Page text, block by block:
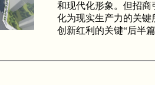
和现代化形象。但招商
化为现实生产力的关
创新红利的关键“后半